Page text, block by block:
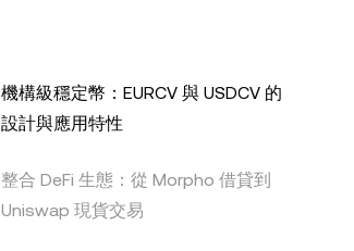
機構級穩定幣：EURCV 與 USDCV 的
設計與應用特性
整合 DeFi 生態：從 Morpho 借貸到
Uniswap 現貨交易